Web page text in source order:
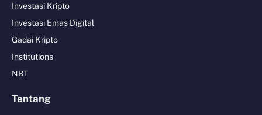
Investasi Kripto
Investasi Emas Digital
Gadai Kripto
Institutions
NBT
Tentang